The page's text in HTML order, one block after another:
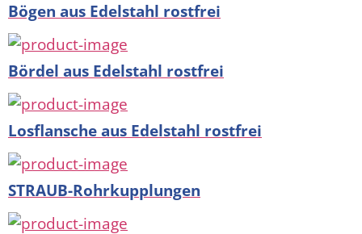
Bögen aus Edelstahl rostfrei
Bördel aus Edelstahl rostfrei
Losflansche aus Edelstahl rostfrei
STRAUB-Rohrkupplungen